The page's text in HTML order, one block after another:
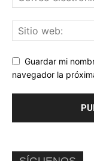
Guardar mi
navegador la